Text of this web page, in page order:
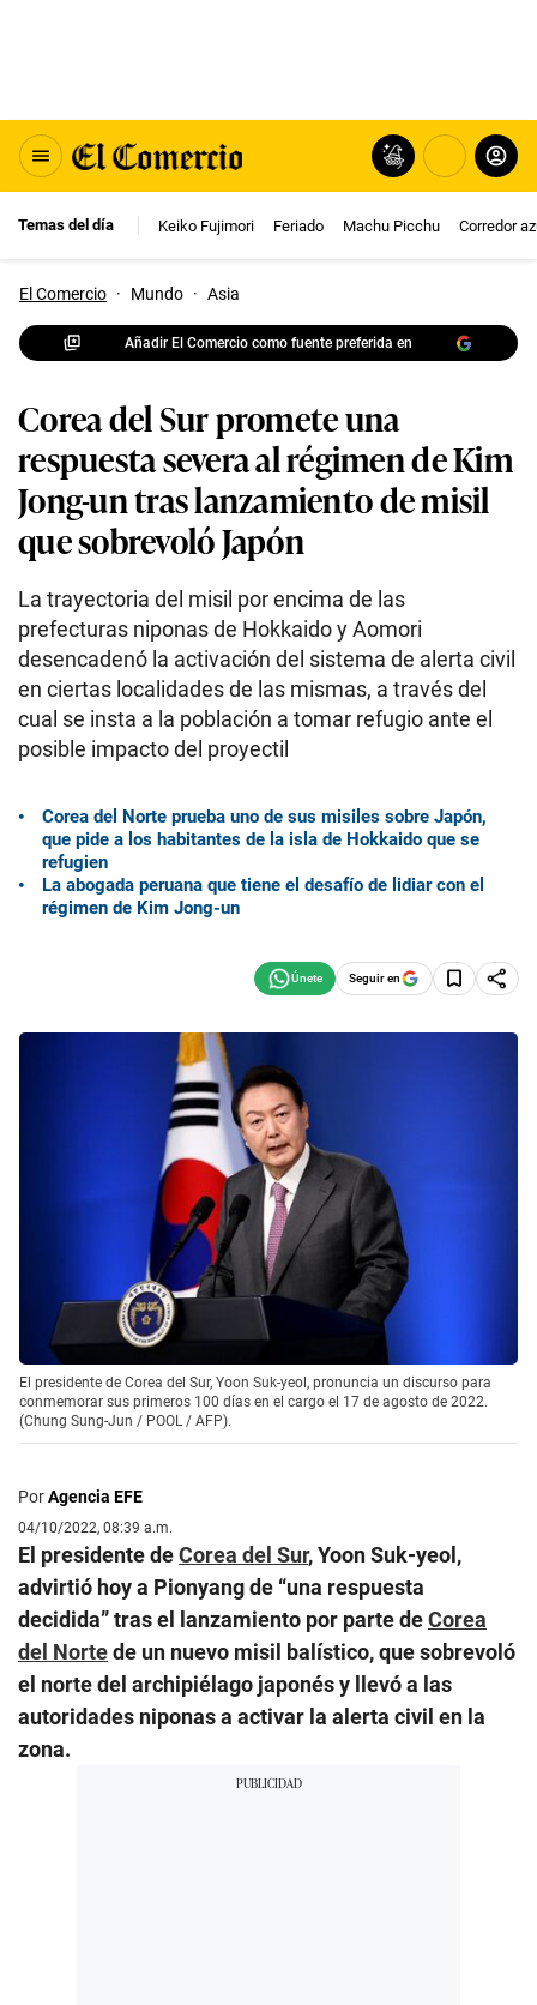
Temas del día Keiko Fujimori Feriado Machu Picchu Corredor
El Comercio · Mundo · Asia
Añadir El Comercio como fuente preferida en
Corea del Sur promete una
respuesta severa al régimen de Kim
Jong-un tras lanzamiento de misil
que sobrevoló Japón
La trayectoria del misil por encima de las
prefecturas niponas de Hokkaido y Aomori
desencadenó la activación del sistema de alerta civil
en ciertas localidades de las mismas, a través del
cual se insta a la población a tomar refugio ante el
posible impacto del proyectil
Corea del Norte prueba uno de sus misiles sobre Japón,
que pide a los habitantes de la isla de Hokkaido que se
refugien
La abogada peruana que tiene el desafío de lidiar con el
régimen de Kim Jong-un
Seguir en
El presidente de Corea del Sur, Yoon Suk-yeol, pronuncia un discurso para
conmemorar sus primeros 100 días en el cargo el 17 de agosto de 2022.
(Chung Sung-Jun / POOL / AFP).
PorAgencia EFE
04/10/2022, 08:39 a.m.
El presidente deCorea del Sur, Yoon Suk-yeol,
advirtió hoy a Pionyang de “una respuesta
decidida” tras el lanzamiento por parte deCorea
del Nortede un nuevo misil balístico, que sobrevoló
el norte del archipiélago japonés y llevó a las
autoridades niponas a activar la alerta civil en la
zona.